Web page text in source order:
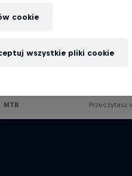
cookie
wszystkie pliki cookie